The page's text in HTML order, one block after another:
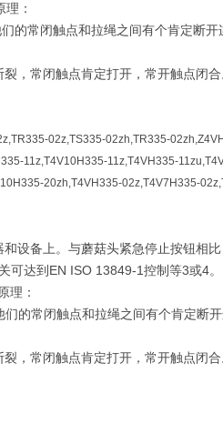
：
的常闭触点和拉绳之间有个肯定断
，常闭触点肯定打开，常开触点闭
02z,TS335-02zh,TR335-
11z,T4V10H335-11z,T4VH335-
20zh,T4VH335-02z,T4V7H335-
设备上。与蘑菇头紧急停止按钮相
可达到EN ISO 13849-1控制等3或4。
理：
的常闭触点和拉绳之间有个肯定断
，常闭触点肯定打开，常开触点闭